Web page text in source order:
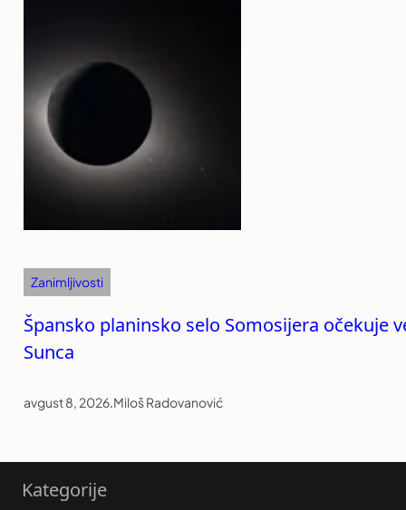
Zanimljivosti
Špansko planinsko selo Somosijera očekuje
Sunca
avgust 8, 2026.Miloš Radovanović
Kategorije